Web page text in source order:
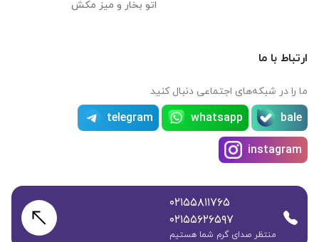
اتو بخار و میز مکش
ارتباط با ما
ما را در شبکه‌های اجتماعی دنبال کنید
bale
whatsapp
telegram
instagram
۰۲۱۵۵۸۱۱۷۶۵
۰۲۱۵۵۶۲۶۵۹۷
منتظر صدای گرم شما هستیم